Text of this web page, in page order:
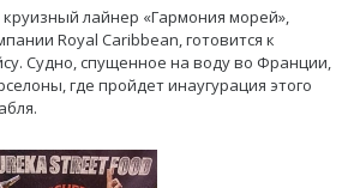
лайнер «Гармония морей»,
Royal Caribbean, готовится к
Судно, спущенное на воду во Франции,
где пройдет инаугурация этого